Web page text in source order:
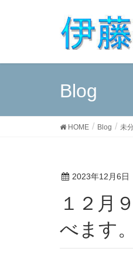
Blog
HOME Blog 未
2023年12月6日
１２月９日広島栄養療法勉強会・・・湿潤療法も学
べます